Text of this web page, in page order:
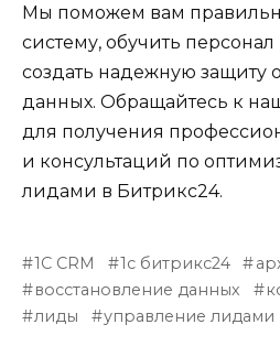
Мы поможем вам
систему, обучить персонал
создать надежную защиту
данных. Обращайтесь к
для получения
и консультаций по
лидами в Битрикс24.
1С CRM 1с битрикс24
восстановление данных
лиды
управление лидами